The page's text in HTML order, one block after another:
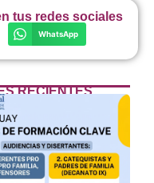
RECIENTES
tus redes sociales
WhatsApp